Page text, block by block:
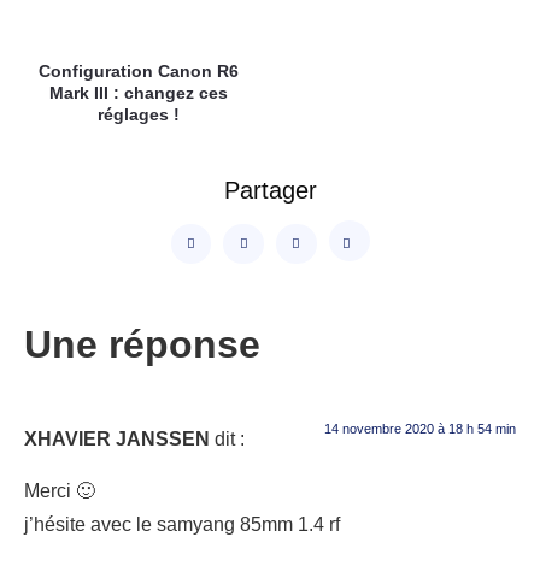
Configuration Canon R6
Mark III : changez ces
réglages !
Partager
Une réponse
XHAVIER JANSSEN dit : 14 novembre 2020 à 18 h 54 min
Merci 🙂
j’hésite avec le samyang 85mm 1.4 rf